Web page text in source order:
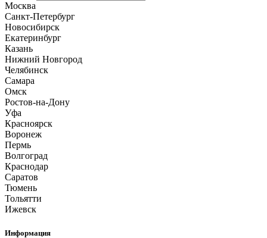
Москва
Санкт-Петербург
Новосибирск
Екатеринбург
Казань
Нижний Новгород
Челябинск
Самара
Омск
Ростов-на-Дону
Уфа
Красноярск
Воронеж
Пермь
Волгоград
Краснодар
Саратов
Тюмень
Тольятти
Ижевск
Информация